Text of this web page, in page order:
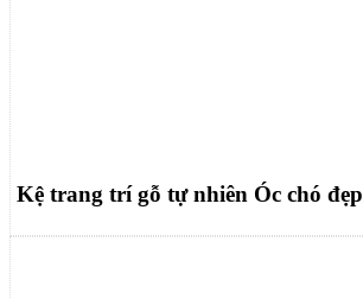
Kệ trang trí gỗ tự nhiên Óc chó đẹp